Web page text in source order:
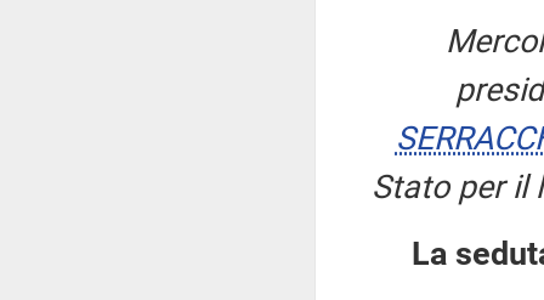
Stato per il
La